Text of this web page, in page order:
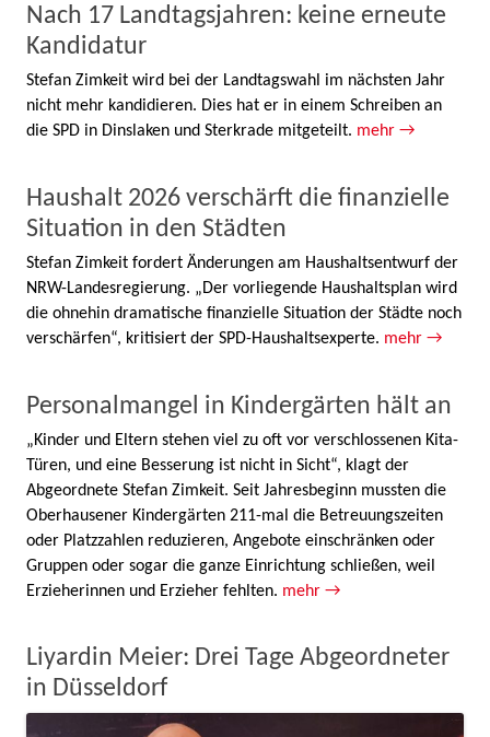
Nach 17 Landtagsjahren: keine erneute
Kandidatur
Stefan Zimkeit wird bei der Landtagswahl im nächsten Jahr
nicht mehr kandidieren. Dies hat er in einem Schreiben an
die SPD in Dinslaken und Sterkrade mitgeteilt. mehr →
Haushalt 2026 verschärft die finanzielle
Situation in den Städten
Stefan Zimkeit fordert Änderungen am Haushaltsentwurf der
NRW-Landesregierung. „Der vorliegende Haushaltsplan wird
die ohnehin dramatische finanzielle Situation der Städte noch
verschärfen“, kritisiert der SPD-Haushaltsexperte. mehr →
Personalmangel in Kindergärten hält an
„Kinder und Eltern stehen viel zu oft vor verschlossenen Kita-
Türen, und eine Besserung ist nicht in Sicht“, klagt der
Abgeordnete Stefan Zimkeit. Seit Jahresbeginn mussten die
Oberhausener Kindergärten 211-mal die Betreuungszeiten
oder Platzzahlen reduzieren, Angebote einschränken oder
Gruppen oder sogar die ganze Einrichtung schließen, weil
Erzieherinnen und Erzieher fehlten. mehr →
Liyardin Meier: Drei Tage Abgeordneter
in Düsseldorf